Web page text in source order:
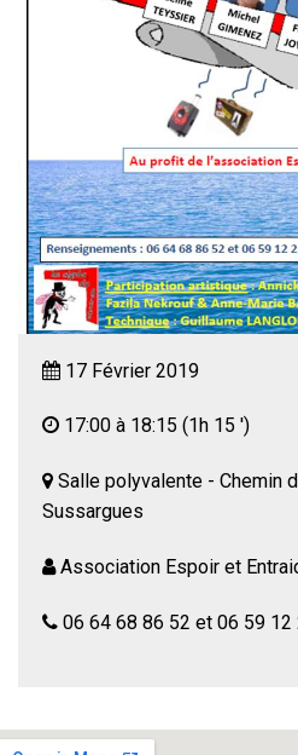
17 Février 2019
17:00 à 18:15 (1h 15 ')
Salle polyvalente - Chemin
Sussargues
Association Espoir et
06 64 68 86 52 et 06 59 12
Commentça commence ????